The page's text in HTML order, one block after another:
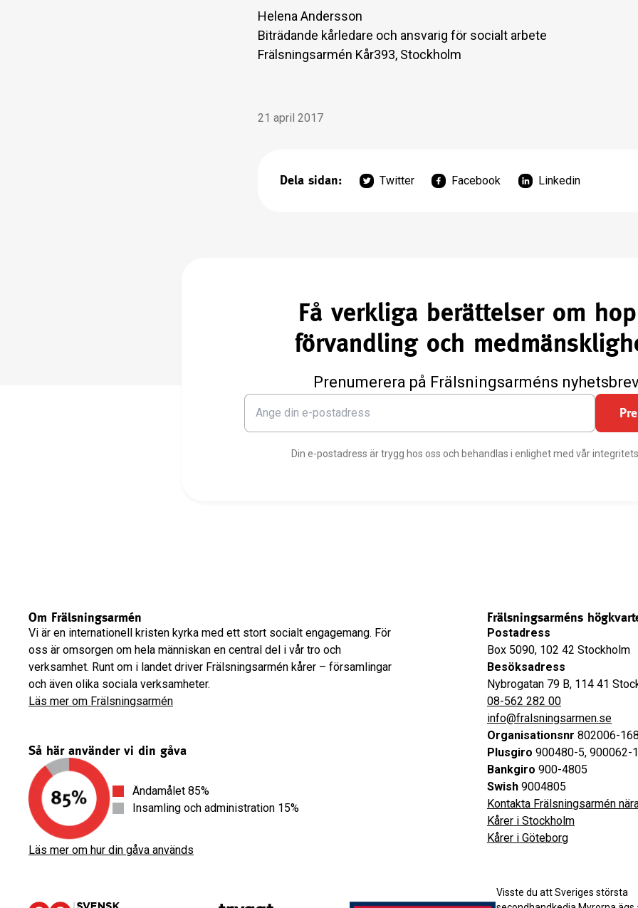
Helena Andersson
Biträdande kårledare och ansvarig för socialt arbete
Frälsningsarmén Kår393, Stockholm
21 april 2017
Dela sidan: Twitter Facebook Linkedin
Få verkliga berättelser om
förvandling och
Prenumerera på Frälsningsarméns
Din e-postadress är trygg hos oss och behandlas i enlighet med vår
Om Frälsningsarmén
Vi är en internationell kristen kyrka med ett stort socialt engagemang. För
oss är omsorgen om hela människan en central del i vår tro och
verksamhet. Runt om i landet driver Frälsningsarmén kårer – församlingar
och även olika sociala verksamheter.
Läs mer om Frälsningsarmén
Så här använder vi din gåva
Ändamålet 85%
Insamling och administration 15%
Läs mer om hur din gåva används
Frälsningsarméns
Postadress
Box 5090, 102 42 Stockholm
Besöksadress
Nybrogatan 79 B, 114 41
08-562 282 00
info@fralsningsarmen.se
Organisationsnr 802006-
Plusgiro 900480-5, 900062-
Bankgiro 900-4805
Swish9004805
Kontakta Frälsningsarmén
Kårer i Stockholm
Kårer i Göteborg
Visste du att Sveriges största